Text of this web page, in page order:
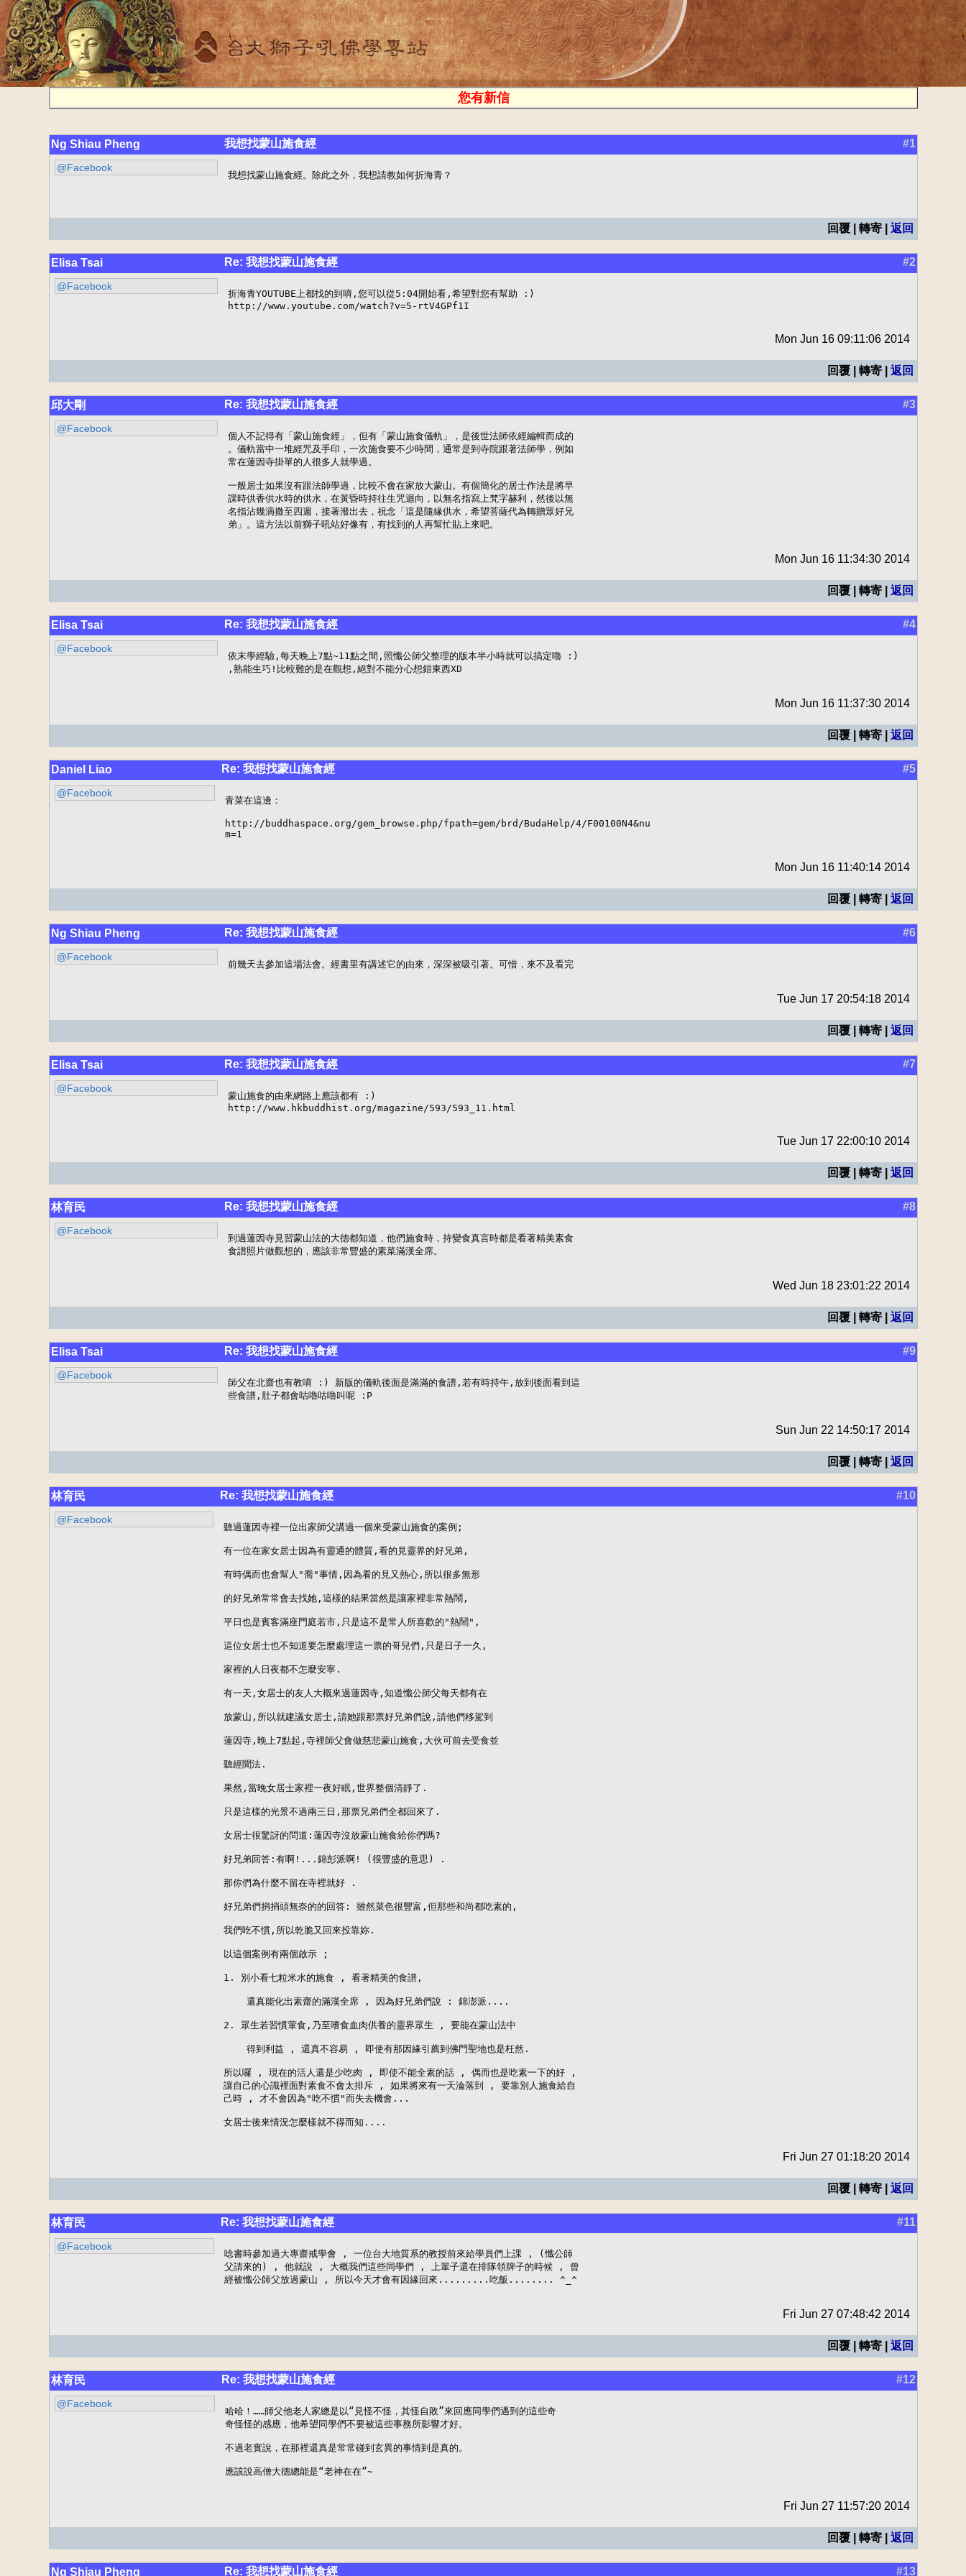
您有新信
Ng Shiau Pheng 我想找蒙山施食經 #1
@Facebook
我想找蒙山施食經。除此之外，我想請教如何折海青？
回覆 | 轉寄 | 返回
Elisa Tsai Re: 我想找蒙山施食經 #2
@Facebook
折海青YOUTUBE上都找的到唷,您可以從5:04開始看,希望對您有幫助 :)
http://www.youtube.com/watch?v=5-rtV4GPf1I
Mon Jun 16 09:11:06 2014
回覆 | 轉寄 | 返回
邱大剛 Re: 我想找蒙山施食經 #3
@Facebook
個人不記得有「蒙山施食經」，但有「蒙山施食儀軌」，是後世法師依經編輯而成的
。儀軌當中一堆經咒及手印，一次施食要不少時間，通常是到寺院跟著法師學，例如
常在蓮因寺掛單的人很多人就學過。
一般居士如果沒有跟法師學過，比較不會在家放大蒙山。有個簡化的居士作法是將早
課時供香供水時的供水，在黃昏時持往生咒迴向，以無名指寫上梵字赫利，然後以無
名指沾幾滴撒至四週，接著潑出去，祝念「這是隨緣供水，希望菩薩代為轉贈眾好兄
弟」。這方法以前獅子吼站好像有，有找到的人再幫忙貼上來吧。
Mon Jun 16 11:34:30 2014
回覆 | 轉寄 | 返回
Elisa Tsai Re: 我想找蒙山施食經 #4
@Facebook
依末學經驗,每天晚上7點~11點之間,照懺公師父整理的版本半小時就可以搞定嚕 :)
,熟能生巧!比較難的是在觀想,絕對不能分心想錯東西XD
Mon Jun 16 11:37:30 2014
回覆 | 轉寄 | 返回
Daniel Liao Re: 我想找蒙山施食經 #5
@Facebook
青菜在這邊：
http://buddhaspace.org/gem_browse.php/fpath=gem/brd/BudaHelp/4/F00100N4&nu
m=1
Mon Jun 16 11:40:14 2014
回覆 | 轉寄 | 返回
Ng Shiau Pheng Re: 我想找蒙山施食經 #6
@Facebook
前幾天去參加這場法會。經書里有講述它的由來，深深被吸引著。可惜，來不及看完
Tue Jun 17 20:54:18 2014
回覆 | 轉寄 | 返回
Elisa Tsai Re: 我想找蒙山施食經 #7
@Facebook
蒙山施食的由來網路上應該都有 :)
http://www.hkbuddhist.org/magazine/593/593_11.html
Tue Jun 17 22:00:10 2014
回覆 | 轉寄 | 返回
林育民 Re: 我想找蒙山施食經 #8
@Facebook
到過蓮因寺見習蒙山法的大德都知道，他們施食時，持變食真言時都是看著精美素食
食譜照片做觀想的，應該非常豐盛的素菜滿漢全席。
Wed Jun 18 23:01:22 2014
回覆 | 轉寄 | 返回
Elisa Tsai Re: 我想找蒙山施食經 #9
@Facebook
師父在北齋也有教唷 :) 新版的儀軌後面是滿滿的食譜,若有時持午,放到後面看到這
些食譜,肚子都會咕嚕咕嚕叫呢 :P
Sun Jun 22 14:50:17 2014
回覆 | 轉寄 | 返回
林育民 Re: 我想找蒙山施食經 #10
@Facebook
聽過蓮因寺裡一位出家師父講過一個來受蒙山施食的案例;
有一位在家女居士因為有靈通的體質,看的見靈界的好兄弟,
有時偶而也會幫人"喬"事情,因為看的見又熱心,所以很多無形
的好兄弟常常會去找她,這樣的結果當然是讓家裡非常熱鬧,
平日也是賓客滿座門庭若市,只是這不是常人所喜歡的"熱鬧",
這位女居士也不知道要怎麼處理這一票的哥兒們,只是日子一久,
家裡的人日夜都不怎麼安寧.
有一天,女居士的友人大概來過蓮因寺,知道懺公師父每天都有在
放蒙山,所以就建議女居士,請她跟那票好兄弟們說,請他們移駕到
蓮因寺,晚上7點起,寺裡師父會做慈悲蒙山施食,大伙可前去受食並
聽經聞法.
果然,當晚女居士家裡一夜好眠,世界整個清靜了.
只是這樣的光景不過兩三日,那票兄弟們全都回來了.
女居士很驚訝的問道:蓮因寺沒放蒙山施食給你們嗎?
好兄弟回答:有啊!...錦彭派啊! (很豐盛的意思) .
那你們為什麼不留在寺裡就好 .
好兄弟們捎捎頭無奈的的回答: 雖然菜色很豐富,但那些和尚都吃素的,
我們吃不慣,所以乾脆又回來投靠妳.
以這個案例有兩個啟示 ;
1. 別小看七粒米水的施食 , 看著精美的食譜,
    還真能化出素齋的滿漢全席 , 因為好兄弟們說 : 錦澎派....
2. 眾生若習慣葷食,乃至嗜食血肉供養的靈界眾生 , 要能在蒙山法中
    得到利益 , 還真不容易 , 即使有那因緣引薦到佛門聖地也是枉然.
所以囉 , 現在的活人還是少吃肉 , 即使不能全素的話 , 偶而也是吃素一下的好 ,
讓自己的心識裡面對素食不會太排斥 , 如果將來有一天淪落到 , 要靠別人施食給自
己時 , 才不會因為"吃不慣"而失去機會...
女居士後來情況怎麼樣就不得而知....
Fri Jun 27 01:18:20 2014
回覆 | 轉寄 | 返回
林育民 Re: 我想找蒙山施食經 #11
@Facebook
唸書時參加過大專齋戒學會 , 一位台大地質系的教授前來給學員們上課 , (懺公師
父請來的) , 他就說 , 大概我們這些同學們 , 上輩子還在排隊領牌子的時候 , 曾
經被懺公師父放過蒙山 , 所以今天才會有因緣回來.........吃飯........ ^_^
Fri Jun 27 07:48:42 2014
回覆 | 轉寄 | 返回
林育民 Re: 我想找蒙山施食經 #12
@Facebook
哈哈！……師父他老人家總是以“見怪不怪，其怪自敗”來回應同學們遇到的這些奇
奇怪怪的感應，他希望同學們不要被這些事務所影響才好。
不過老實說，在那裡還真是常常碰到玄異的事情到是真的。
應該說高僧大德總能是“老神在在”~
Fri Jun 27 11:57:20 2014
回覆 | 轉寄 | 返回
Ng Shiau Pheng Re: 我想找蒙山施食經 #13